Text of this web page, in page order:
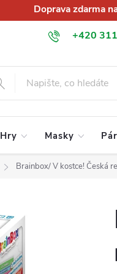
Doprava zdarma
+420
Obchodní podmínky
Hry Masky
Brainbox/ V kostce! Česká